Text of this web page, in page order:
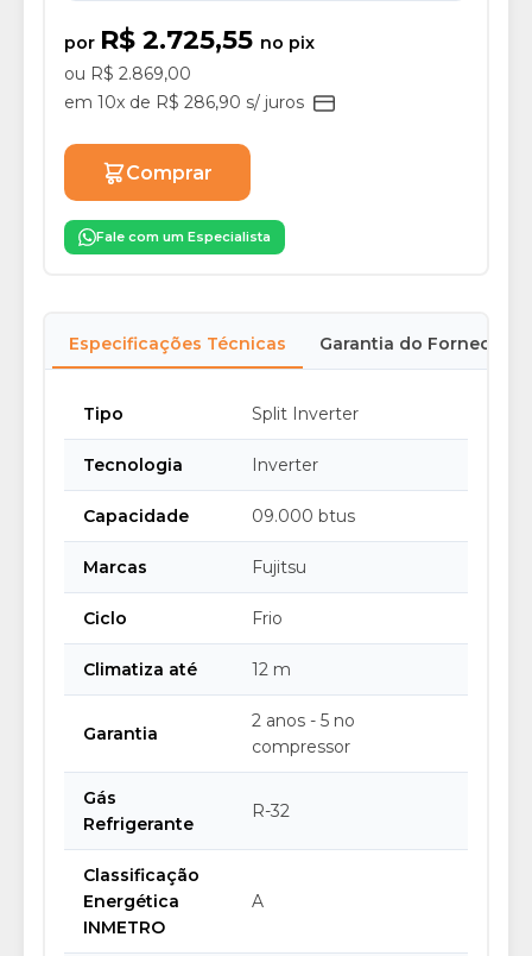
por R$ 2.725,55 no pix
ou R$ 2.869,00
em 10x de R$ 286,90 s/ juros
Comprar
Fale com um Especialista
Especificações Técnicas Garantia do Fornecedor
Tipo Split Inverter
Tecnologia Inverter
Capacidade 09.000 btus
Marcas Fujitsu
Ciclo Frio
Climatiza até 12 m
Garantia
2 anos - 5 no
compressor
Gás
Refrigerante
R-32
Classificação
Energética
INMETRO
A